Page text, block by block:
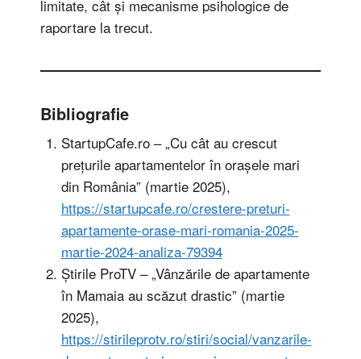
limitate, cât și mecanisme psihologice de
raportare la trecut.
Bibliografie
StartupCafe.ro – „Cu cât au crescut
prețurile apartamentelor în orașele mari
din România” (martie 2025),
https://startupcafe.ro/crestere-preturi-
apartamente-orase-mari-romania-2025-
martie-2024-analiza-79394
Știrile ProTV – „Vânzările de apartamente
în Mamaia au scăzut drastic” (martie
2025),
https://stirileprotv.ro/stiri/social/vanzarile-